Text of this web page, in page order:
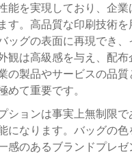
能を実現しており、企
す。高品質な印刷技術
ッグの表面に再現でき
観は高級感を与え、配
の製品やサービスの品
て重要です。
ションは事実上無制限
になります。バッグの
感のあるブランドプレ